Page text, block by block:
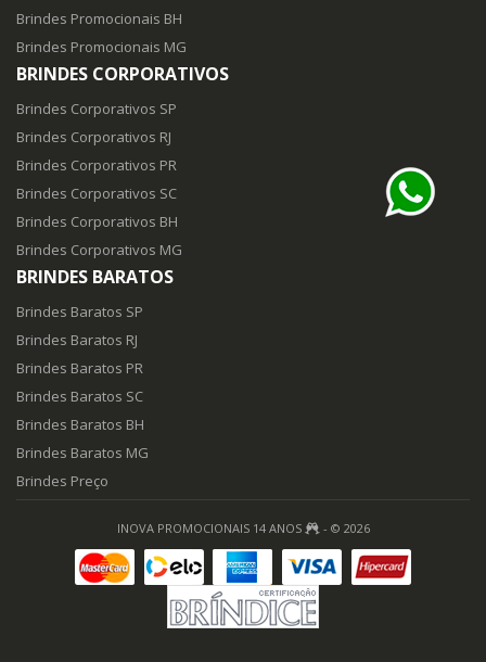
Brindes Promocionais BH
Brindes Promocionais MG
BRINDES CORPORATIVOS
Brindes Corporativos SP
Brindes Corporativos RJ
Brindes Corporativos PR
Brindes Corporativos SC
Brindes Corporativos BH
Brindes Corporativos MG
BRINDES BARATOS
Brindes Baratos SP
Brindes Baratos RJ
Brindes Baratos PR
Brindes Baratos SC
Brindes Baratos BH
Brindes Baratos MG
Brindes Preço
INOVA PROMOCIONAIS 14 ANOS - © 2026